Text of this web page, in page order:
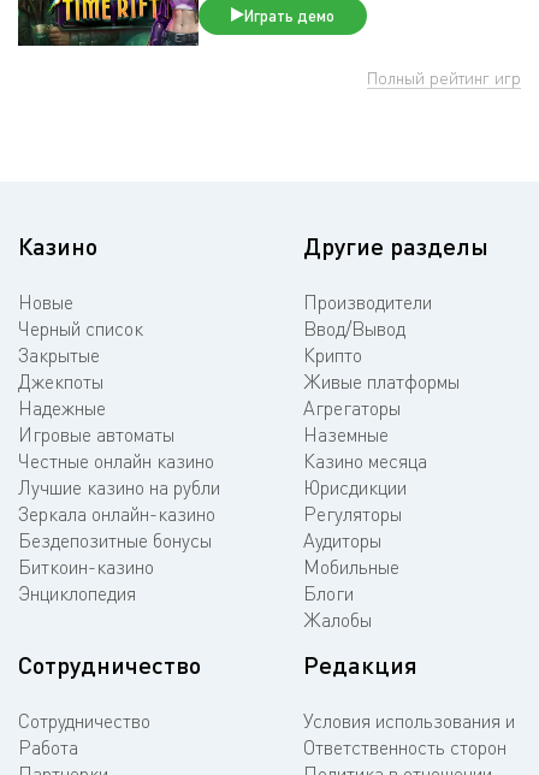
Играть демо
Полный рейтинг игр
Казино
Новые
Черный список
Закрытые
Джекпоты
Надежные
Игровые автоматы
Честные онлайн казино
Лучшие казино на рубли
Зеркала онлайн-казино
Бездепозитные бонусы
Биткоин-казино
Энциклопедия
Другие разделы
Производители
Ввод/Вывод
Крипто
Живые платформы
Агрегаторы
Наземные
Казино месяца
Юрисдикции
Регуляторы
Аудиторы
Мобильные
Блоги
Жалобы
Сотрудничество
Сотрудничество
Работа
Редакция
Условия использования и
Ответственность сторон